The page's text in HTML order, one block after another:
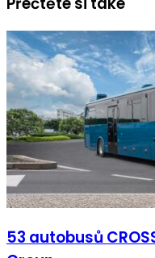
53 autobusů